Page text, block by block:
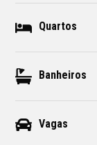
Quartos
Banheiros
Vagas